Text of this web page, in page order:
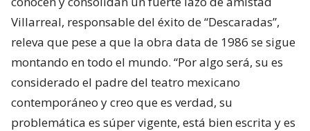
Villarreal, responsable del éxito de “Descaradas”,
releva que pese a que la obra data de 1986 se sigue
montando en todo el mundo. “Por algo será, su es
considerado el padre del teatro mexicano
contemporáneo y creo que es verdad, su
problemática es súper vigente, está bien escrita y es